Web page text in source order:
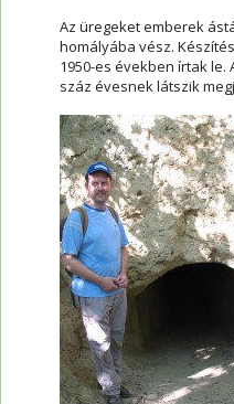
Az üregeket emberek
homályába vész.
1950-es években írtak
száz évesnek látszik